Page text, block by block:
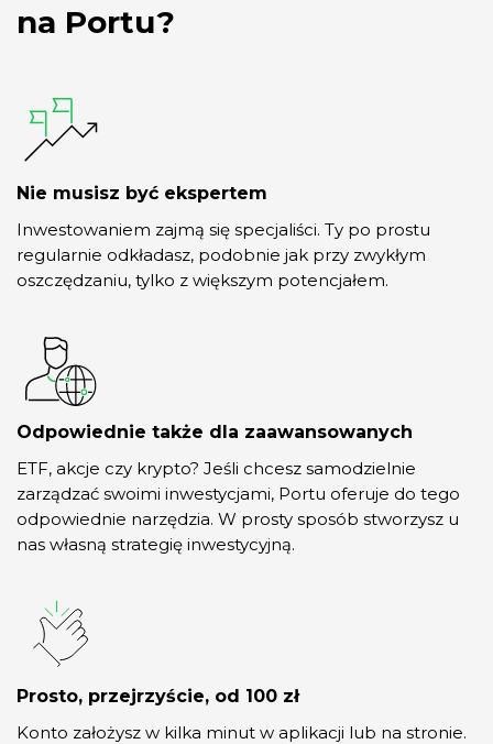
na Portu?
Nie musisz być ekspertem
Inwestowaniem zajmą się specjaliści. Ty po prostu
regularnie odkładasz, podobnie jak przy zwykłym
oszczędzaniu, tylko z większym potencjałem.
Odpowiednie także dla zaawansowanych
ETF, akcje czy krypto? Jeśli chcesz samodzielnie
zarządzać swoimi inwestycjami, Portu oferuje do tego
odpowiednie narzędzia. W prosty sposób stworzysz u
nas własną strategię inwestycyjną.
Prosto, przejrzyście, od 100 zł
Konto założysz w kilka minut w aplikacji lub na stronie.